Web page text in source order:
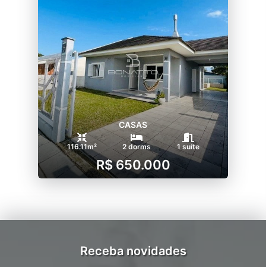
CASAS
116.11m² 2 dorms 1 suíte
R$ 650.000
Receba novidades